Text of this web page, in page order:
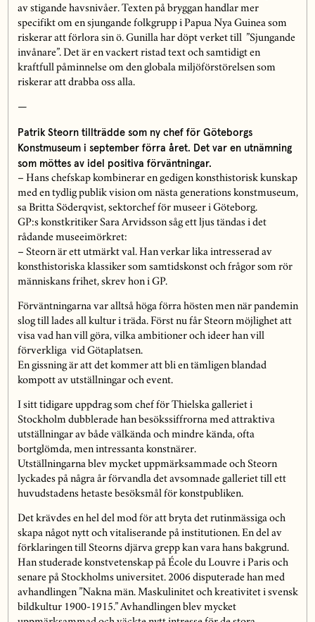
av stigande havsnivåer. Texten på bryggan handlar mer
specifikt om en sjungande folkgrupp i Papua Nya Guinea som
riskerar att förlora sin ö. Gunilla har döpt verket till ”Sjungande
invånare”. Det är en vackert ristad text och samtidigt en
kraftfull påminnelse om den globala miljöförstörelsen som
riskerar att drabba oss alla.
—
Patrik Steorn tillträdde som ny chef för Göteborgs
Konstmuseum i september förra året. Det var en utnämning
som möttes av idel positiva förväntningar.
– Hans chefskap kombinerar en gedigen konsthistorisk kunskap
med en tydlig publik vision om nästa generations konstmuseum,
sa Britta Söderqvist, sektorchef för museer i Göteborg.
GP:s konstkritiker Sara Arvidsson såg ett ljus tändas i det
rådande museeimörkret:
– Steorn är ett utmärkt val. Han verkar lika intresserad av
konsthistoriska klassiker som samtidskonst och frågor som rör
människans frihet, skrev hon i GP.
Förväntningarna var alltså höga förra hösten men när pandemin
slog till lades all kultur i träda. Först nu får Steorn möjlighet att
visa vad han vill göra, vilka ambitioner och ideer han vill
förverkliga vid Götaplatsen.
En gissning är att det kommer att bli en tämligen blandad
kompott av utställningar och event.
I sitt tidigare uppdrag som chef för Thielska galleriet i
Stockholm dubblerade han besökssiffrorna med attraktiva
utställningar av både välkända och mindre kända, ofta
bortglömda, men intressanta konstnärer.
Utställningarna blev mycket uppmärksammade och Steorn
lyckades på några år förvandla det avsomnade galleriet till ett
huvudstadens hetaste besöksmål för konstpubliken.
Det krävdes en hel del mod för att bryta det rutinmässiga och
skapa något nytt och vitaliserande på institutionen. En del av
förklaringen till Steorns djärva grepp kan vara hans bakgrund.
Han studerade konstvetenskap på École du Louvre i Paris och
senare på Stockholms universitet. 2006 disputerade han med
avhandlingen ”Nakna män. Maskulinitet och kreativitet i svensk
bildkultur 1900-1915.” Avhandlingen blev mycket